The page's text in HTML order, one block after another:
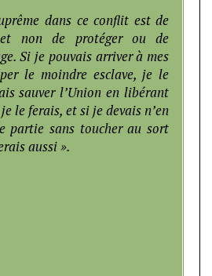
dans ce conflit est de
et non de protéger ou de
Si je pouvais arriver à mes
le moindre esclave, je le
sauver l’Union en libérant
le ferais, et si je devais n’en
partie sans toucher au sort
aussi ».